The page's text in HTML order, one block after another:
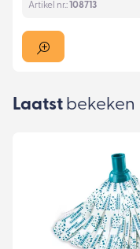
Artikel nr.: 108713
Laatst bekeken